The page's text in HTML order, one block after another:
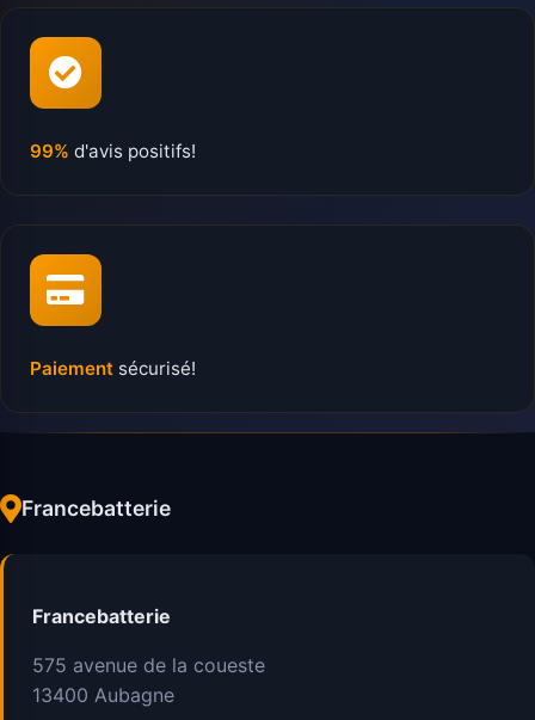
99% d'avis positifs!
Paiement sécurisé!
Francebatterie
Francebatterie
575 avenue de la coueste
13400 Aubagne